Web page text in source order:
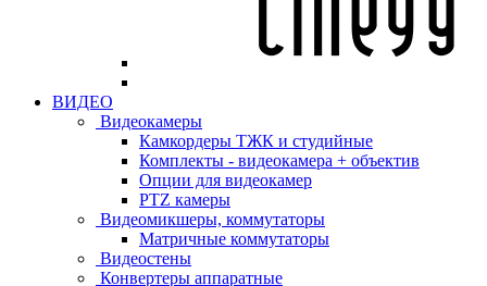
ВИДЕО
Видеокамеры
Камкордеры ТЖК и студийные
Комплекты - видеокамера + объектив
Опции для видеокамер
PTZ камеры
Видеомикшеры, коммутаторы
Матричные коммутаторы
Видеостены
Конвертеры аппаратные